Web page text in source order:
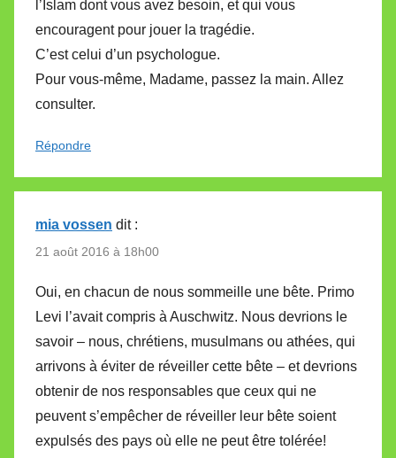
l’Islam dont vous avez besoin, et qui vous
encouragent pour jouer la tragédie.
C’est celui d’un psychologue.
Pour vous-même, Madame, passez la main. Allez
consulter.
Répondre
mia vossen dit :
21 août 2016 à 18h00
Oui, en chacun de nous sommeille une bête. Primo
Levi l’avait compris à Auschwitz. Nous devrions le
savoir – nous, chrétiens, musulmans ou athées, qui
arrivons à éviter de réveiller cette bête – et devrions
obtenir de nos responsables que ceux qui ne
peuvent s’empêcher de réveiller leur bête soient
expulsés des pays où elle ne peut être tolérée!